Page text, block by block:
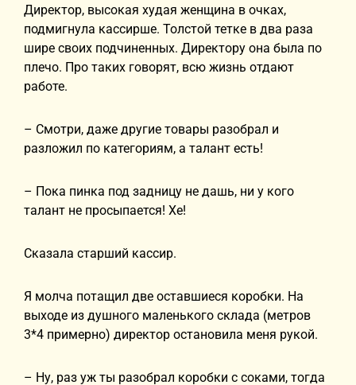
Директор, высокая худая женщина в очках,
подмигнула кассирше. Толстой тетке в два раза
шире своих подчиненных. Директору она была по
плечо. Про таких говорят, всю жизнь отдают
работе.
– Смотри, даже другие товары разобрал и
разложил по категориям, а талант есть!
– Пока пинка под задницу не дашь, ни у кого
талант не просыпается! Хе!
Сказала старший кассир.
Я молча потащил две оставшиеся коробки. На
выходе из душного маленького склада (метров
3*4 примерно) директор остановила меня рукой.
– Ну, раз уж ты разобрал коробки с соками, тогда